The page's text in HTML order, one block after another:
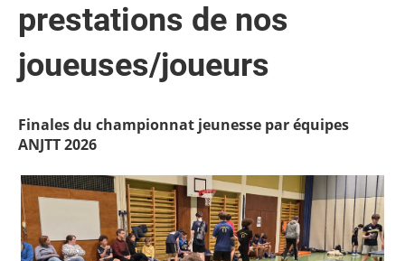
prestations de nos
joueuses/joueurs
Finales du championnat jeunesse par équipes
ANJTT 2026